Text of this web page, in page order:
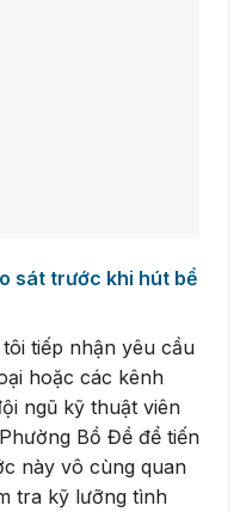
sát trước khi hút bể
tiếp nhận yêu cầu
hoặc các kênh
ngũ kỹ thuật viên
Bồ Đề để tiến
này vô cùng quan
tra kỹ lưỡng tình